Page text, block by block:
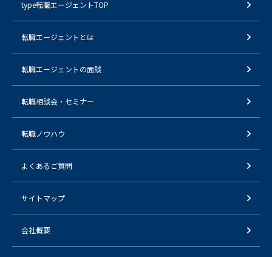
type転職エージェントTOP
転職エージェントとは
転職エージェントの面談
転職相談会・セミナー
転職ノウハウ
よくあるご質問
サイトマップ
会社概要